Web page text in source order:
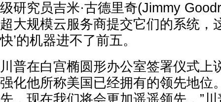
级研究员吉米·古德里奇(Jimmy
超大规模云服务商提交它们的系统，
快’的机器进不了前五。
川普在白宫椭圆形办公室签署仪式上
强化他所称美国已经拥有的领先地位
先，现在我们将会更加遥遥领先，”